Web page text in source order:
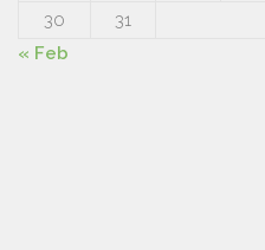
30
31
« Feb